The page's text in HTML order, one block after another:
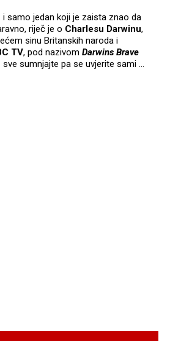
samo jedan koji je zaista znao da
riječ je o Charlesu Darwinu,
sinu Britanskih naroda i
TV, pod nazivom Darwins Brave
sumnjajte pa se uvjerite sami …